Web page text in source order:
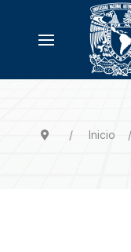
Inicio